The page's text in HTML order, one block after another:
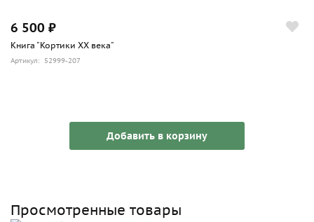
6 500 ₽
Книга "Кортики ХХ века"
Артикул: 52999-207
Добавить в корзину
Просмотренные товары